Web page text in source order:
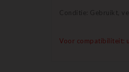
Conditie: Gebruikt,
Voor compatibiliteit: